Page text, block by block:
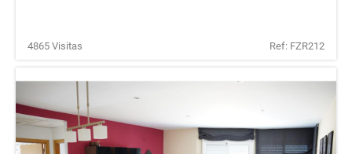
4865 Visitas Ref: FZR212